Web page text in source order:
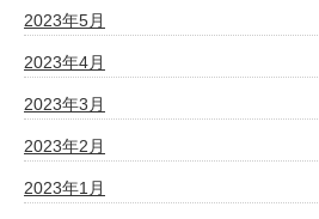
2023年5月
2023年4月
2023年3月
2023年2月
2023年1月